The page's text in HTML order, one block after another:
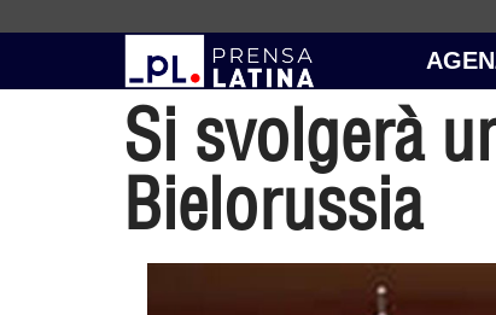
Si svolgerà
Bielorussia